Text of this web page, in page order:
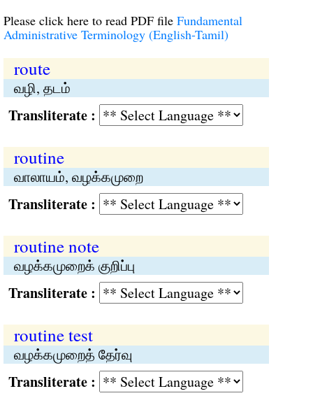
Please click here to read PDF file Fundamental
Administrative Terminology (English-Tamil)
route
வழி, தடம்
:
routine
வாலாயம், வழக்கமுறை
:
routine note
வழக்கமுறைக் குறிப்பு
:
routine test
வழக்கமுறைத் தேர்வு
: